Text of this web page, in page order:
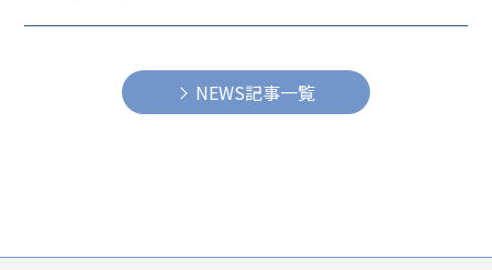
NEWS記事一覧